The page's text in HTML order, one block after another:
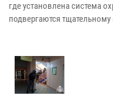
где установлена система
подвергаются